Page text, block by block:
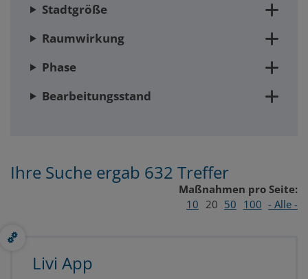
Stadtgröße
Raumwirkung
Phase
Bearbeitungsstand
Ihre Suche ergab 632 Treffer
Maßnahmen pro Seite:
10 20 50 100 - Alle -
Livi App